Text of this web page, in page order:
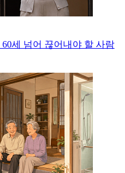
세 넘어 끊어내야 할 사람